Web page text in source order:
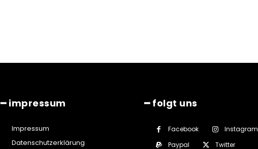
━ impressum
Impressum
Datenschutzerklärung
━ folgt uns
Facebook
Instagram
Paypal
Twitter